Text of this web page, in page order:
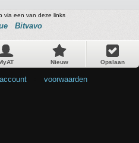
via een van deze links
Bitvavo
Nieuw Opslaan
voorwaarden